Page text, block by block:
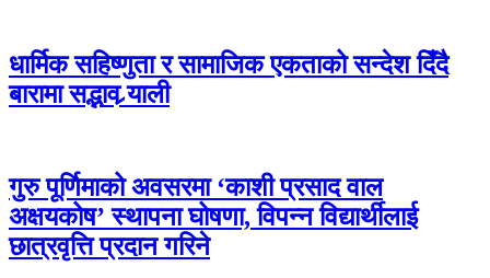
धार्मिक सहिष्णुता र सामाजिक एकताको सन्देश दिँदै
बारामा सद्भाव र्‍याली
गुरु पूर्णिमाको अवसरमा ‘काशी प्रसाद वाल
अक्षयकोष’ स्थापना घोषणा, विपन्न विद्यार्थीलाई
छात्रवृत्ति प्रदान गरिने